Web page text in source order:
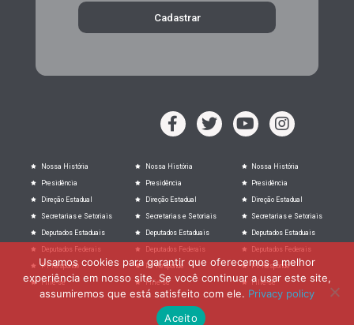
Cadastrar
Nossa História
Presidência
Direção Estadual
Secretarias e Setoriais
Deputados Estaduais
Deputados Federais
PT Responde
Filie-se
Nossa História
Presidência
Direção Estadual
Secretarias e Setoriais
Deputados Estaduais
Deputados Federais
PT Responde
Filie-se
Nossa História
Presidência
Direção Estadual
Secretarias e Setoriais
Deputados Estaduais
Deputados Federais
PT Responde
Filie-se
Usamos cookies para garantir que oferecemos a melhor
experiência em nosso site. Se você continuar a usar este site,
assumiremos que está satisfeito com ele. Privacy policy
Aceito